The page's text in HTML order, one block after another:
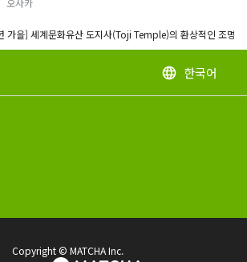
오사카
가을] 세계문화유산 도지사(Toji Temple)의 환상적인 조명
language 한국어
Copyright © MATCHA Inc.